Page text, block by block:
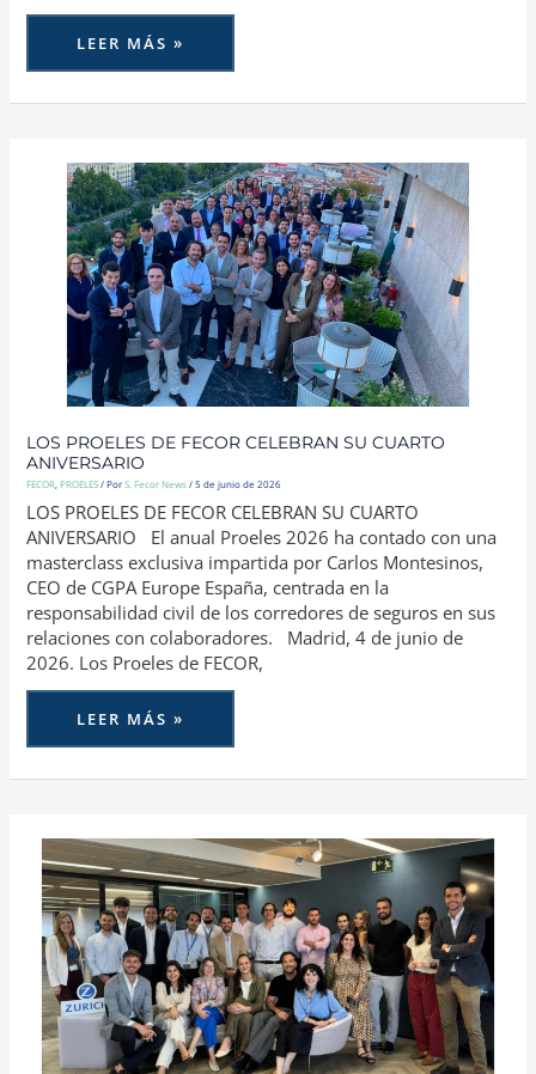
LEER MÁS »
LOS PROELES DE FECOR CELEBRAN SU CUARTO
ANIVERSARIO
FECOR ,PROELES/ PorS. Fecor News/5 de junio de 2026
LOS PROELES DE FECOR CELEBRAN SU CUARTO
ANIVERSARIO El anual Proeles 2026 ha contado con una
masterclass exclusiva impartida por Carlos Montesinos,
CEO de CGPA Europe España, centrada en la
responsabilidad civil de los corredores de seguros en sus
relaciones con colaboradores. Madrid, 4 de junio de
2026. Los Proeles de FECOR,
LOS
PROELES
DE
FECOR
CELEBRAN
SU
CUARTO
ANIVERSARIO
LEER MÁS »
LOS
PROELES
DE
FECOR
Y
ZURICH
YOUNG
CLUB
COMPARTEN
UNA
NUEVA
JORNADA
DE
FORMACIÓN
NETWORKING